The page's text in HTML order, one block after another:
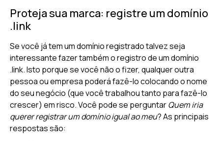
Proteja sua marca: registre um domínio
.link
Se você já tem um domínio registrado talvez seja
interessante fazer também o registro de um domínio
.link. Isto porque se você não o fizer, qualquer outra
pessoa ou empresa poderá fazê-lo colocando o nome
do seu negócio (que você trabalhou tanto para fazê-lo
crescer) em risco. Você pode se perguntarQuem iria
querer registrar um domínio igual ao meu? As principais
respostas são: